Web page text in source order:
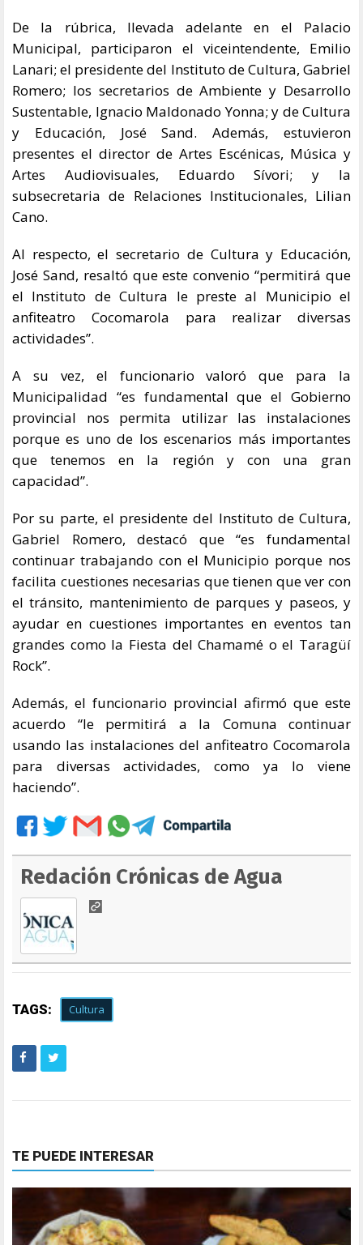
De la rúbrica, llevada adelante en el Palacio
Municipal, participaron el viceintendente, Emilio
Lanari; el presidente del Instituto de Cultura, Gabriel
Romero; los secretarios de Ambiente y Desarrollo
Sustentable, Ignacio Maldonado Yonna; y de Cultura
y Educación, José Sand. Además, estuvieron
presentes el director de Artes Escénicas, Música y
Artes Audiovisuales, Eduardo Sívori; y la
subsecretaria de Relaciones Institucionales, Lilian
Cano.
Al respecto, el secretario de Cultura y Educación,
José Sand, resaltó que este convenio “permitirá que
el Instituto de Cultura le preste al Municipio el
anfiteatro Cocomarola para realizar diversas
actividades”.
A su vez, el funcionario valoró que para la
Municipalidad “es fundamental que el Gobierno
provincial nos permita utilizar las instalaciones
porque es uno de los escenarios más importantes
que tenemos en la región y con una gran
capacidad”.
Por su parte, el presidente del Instituto de Cultura,
Gabriel Romero, destacó que “es fundamental
continuar trabajando con el Municipio porque nos
facilita cuestiones necesarias que tienen que ver con
el tránsito, mantenimiento de parques y paseos, y
ayudar en cuestiones importantes en eventos tan
grandes como la Fiesta del Chamamé o el Taragüí
Rock”.
Además, el funcionario provincial afirmó que este
acuerdo “le permitirá a la Comuna continuar
usando las instalaciones del anfiteatro Cocomarola
para diversas actividades, como ya lo viene
haciendo”.
Redación Crónicas de Agua
TAGS: Cultura
TE PUEDE INTERESAR